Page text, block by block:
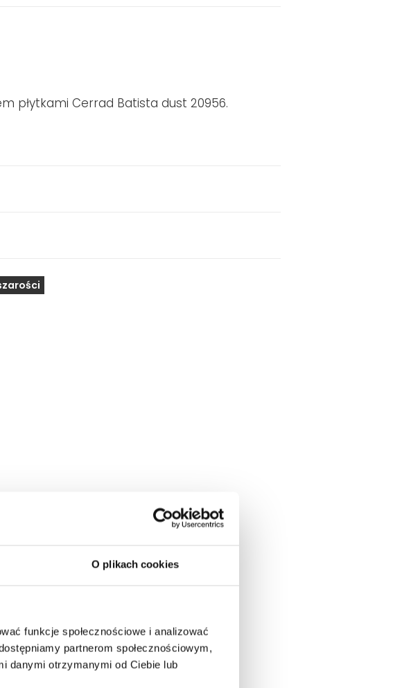
O plikach cookies
funkcje społecznościowe i analizować
partnerom społecznościowym,
danymi otrzymanymi od Ciebie lub
płytkami Cerrad Batista dust 20956.